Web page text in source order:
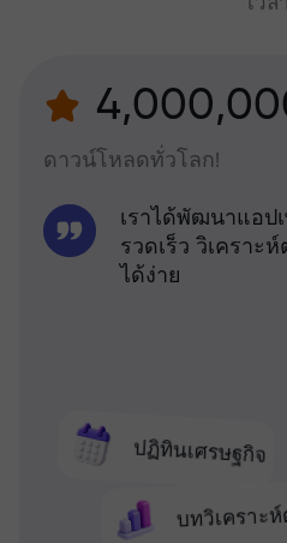
ดาวน์โหลดทั่วโลก!
ปฏิทินเศรษฐกิจ
บทวิเคราะ
เราได้พัฒนาแอป
รวดเร็ว วิเครา
ได้ง่าย